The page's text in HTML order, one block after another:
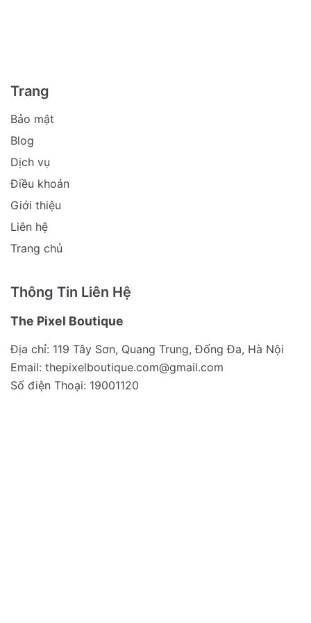
Trang
Bảo mật
Blog
Dịch vụ
Điều khoản
Giới thiệu
Liên hệ
Trang chủ
Thông Tin Liên Hệ
The Pixel Boutique
Địa chỉ: 119 Tây Sơn, Quang Trung, Đống Đa, Hà Nội
Email: thepixelboutique.com@gmail.com
Số điện Thoại: 19001120